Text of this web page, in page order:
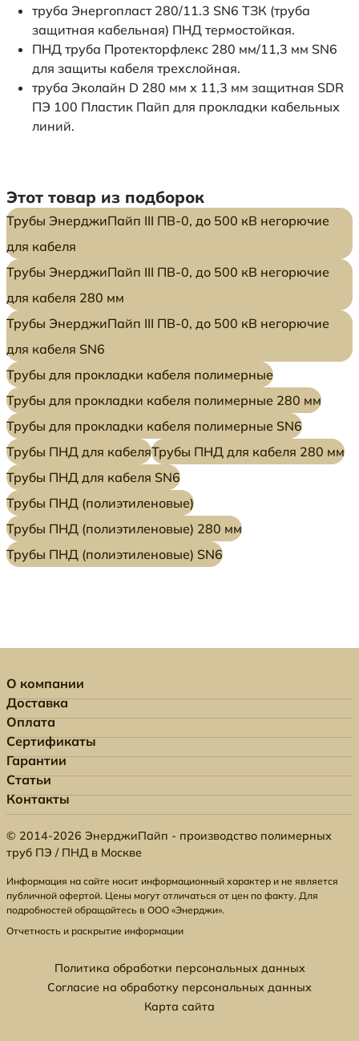
труба Энергопласт 280/11.3 SN6 ТЗК (труба
защитная кабельная) ПНД термостойкая.
ПНД труба Протекторфлекс 280 мм/11,3 мм SN6
для защиты кабеля трехслойная.
труба Эколайн D 280 мм x 11,3 мм защитная SDR
ПЭ 100 Пластик Пайп для прокладки кабельных
линий.
Этот товар из подборок
Трубы ЭнерджиПайп III ПВ-0, до 500 кВ негорючие
для кабеля
Трубы ЭнерджиПайп III ПВ-0, до 500 кВ негорючие
для кабеля 280 мм
Трубы ЭнерджиПайп III ПВ-0, до 500 кВ негорючие
для кабеля SN6
Трубы для прокладки кабеля полимерные
Трубы для прокладки кабеля полимерные 280 мм
Трубы для прокладки кабеля полимерные SN6
Трубы ПНД для кабеляТрубы ПНД для кабеля 280 мм
Трубы ПНД для кабеля SN6
Трубы ПНД (полиэтиленовые)
Трубы ПНД (полиэтиленовые) 280 мм
Трубы ПНД (полиэтиленовые) SN6
О компании
Доставка
Оплата
Сертификаты
Гарантии
Статьи
Контакты
© 2014-2026 ЭнерджиПайп - производство полимерных
труб ПЭ / ПНД в Москве
Информация на сайте носит информационный характер и не является
публичной офертой. Цены могут отличаться от цен по факту. Для
подробностей обращайтесь в ООО «Энерджи».
Отчетность и раскрытие информации
Политика обработки персональных данных
Согласие на обработку персональных данных
Карта сайта